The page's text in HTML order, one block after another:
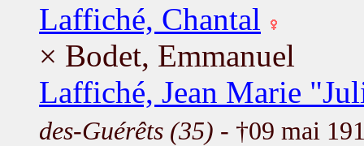
Laffiché, Chantal
× Bodet, Emmanuel
Laffiché, Jean Marie
des-Guérêts (35) - †09 mai